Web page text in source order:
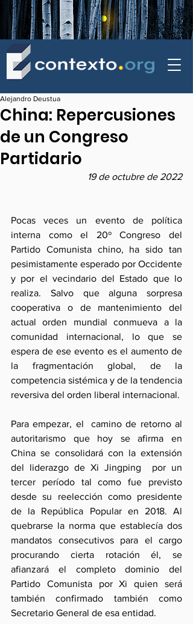
China: Repercusiones
de un Congreso
Partidario
Alejandro Deustua
19 de octubre de 2022
Pocas veces un evento de política
interna como el 20º Congreso del
Partido Comunista chino, ha sido tan
pesimistamente esperado por Occidente
y por el vecindario del Estado que lo
realiza. Salvo que alguna sorpresa
cooperativa o de mantenimiento del
actual orden mundial conmueva a la
comunidad internacional, lo que se
espera de ese evento es el aumento de
la fragmentación global, de la
competencia sistémica y de la tendencia
reversiva del orden liberal internacional.
Para empezar, el  camino de retorno al
autoritarismo que hoy se afirma en
China se consolidará con la extensión
del liderazgo de Xi Jingping  por un
tercer período tal como fue previsto
desde su reelección como presidente
de la República Popular en 2018. Al
quebrarse la norma que establecía dos
mandatos consecutivos para el cargo
procurando cierta rotación él, se
afianzará el completo dominio del
Partido Comunista por Xi quien será
también confirmado también como
Secretario General de esa entidad.